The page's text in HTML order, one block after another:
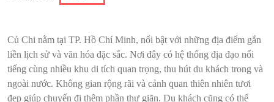
Củ Chi nằm tại TP. Hồ Chí Minh, nổi bật với những địa điểm gắn
liền lịch sử và văn hóa đặc sắc. Nơi đây có hệ thống địa đạo nổi
tiếng cùng nhiều khu di tích quan trọng, thu hút du khách trong và
ngoài nước. Không gian rộng rãi và cảnh quan thiên nhiên tươi
đẹp giúp chuyến đi thêm phần thư giãn. Du khách cũng có thể